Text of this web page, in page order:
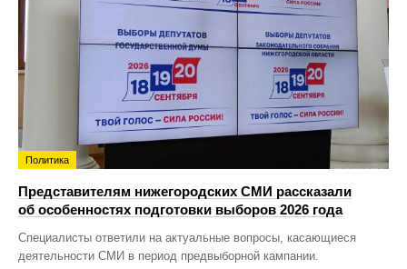
Политика
Представителям нижегородских СМИ рассказали
об особенностях подготовки выборов 2026 года
Специалисты ответили на актуальные вопросы, касающиеся
деятельности СМИ в период предвыборной кампании.